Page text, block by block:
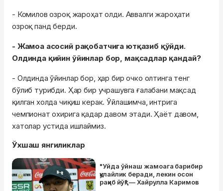
- Комилов озроқ жароҳат олди. Аввалги жароҳати
озроқ панд берди.
- Жамоа асосий рақобатчига ютқазиб қўйди.
Олдинда қийин ўйинлар бор, мақсадлар қандай?
- Олдинда ўйинлар бор, ҳар бир очко олтинга тенг
бўлиб турибди. Ҳар бир учрашувга ғалабани мақсад
қилган холда чиқиш керак. Ўйлашимча, интрига
чемпионат охирига қадар давом этади. Ҳаёт давом,
хатолар устида ишлаймиз.
Ўхшаш янгиликлар
"Уйда ўйнаш жамоага барибир
қулайлик беради, лекин осон
рақиб йўқ" — Хайрулла Каримов